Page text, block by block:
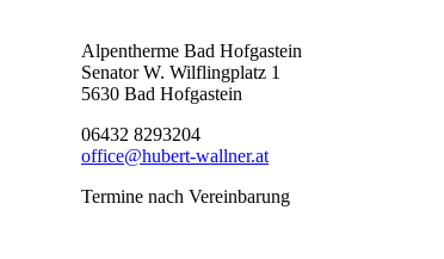
Alpentherme Bad Hofgastein
Senator W. Wilflingplatz 1
5630 Bad Hofgastein
06432 8293204
office@hubert-wallner.at
Termine nach Vereinbarung